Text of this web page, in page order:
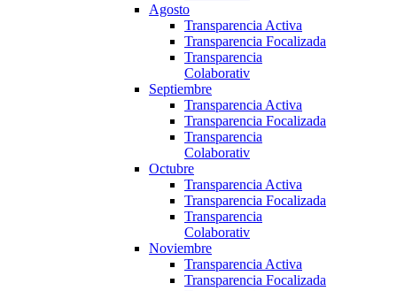
Agosto
Transparencia Activa
Transparencia Focalizada
Transparencia
Colaborativ
Septiembre
Transparencia Activa
Transparencia Focalizada
Transparencia
Colaborativ
Octubre
Transparencia Activa
Transparencia Focalizada
Transparencia
Colaborativ
Noviembre
Transparencia Activa
Transparencia Focalizada